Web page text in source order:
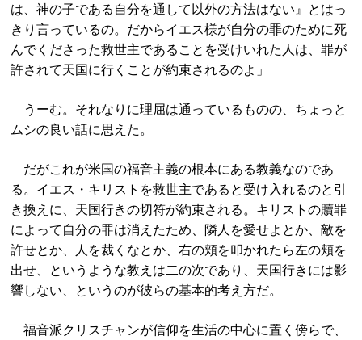
は、神の子である自分を通して以外の方法はない』
とはっ
きり言っているの。だからイエス様が自分の罪のために死
んでくださった救世主であることを受けいれた人は、罪が
許されて天国に行くことが約束されるのよ」
うーむ。それなりに理屈は通っているものの、ちょっと
ムシの良い話に思えた。
だがこれが米国の福音主義の根本にある教義なのであ
る。イエス・キリストを救世主であると受け入れるのと引
き換えに、天国行きの切符が約束される。キリストの贖罪
によって自分の罪は消えたため、隣人を愛せよとか、敵を
許せとか、人を裁くなとか、右の頬を叩かれたら左の頬を
出せ、というような教えは二の次であり、天国行きには影
響しない、というのが彼らの基本的考え方だ。
福音派クリスチャンが信仰を生活の中心に置く傍らで、